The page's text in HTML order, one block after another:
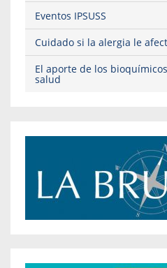
Eventos IPSUSS
Cuidado si la alergia le
El aporte de los
salud